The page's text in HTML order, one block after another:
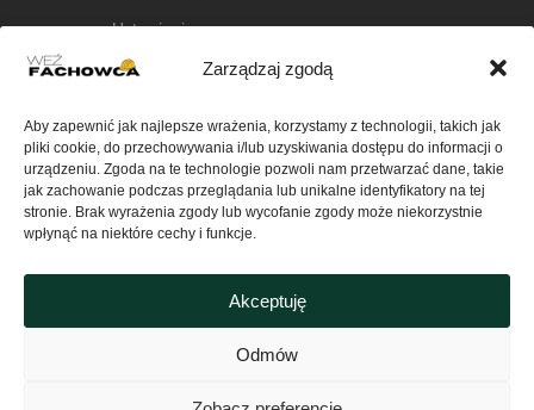
Zarządzaj zgodą
Aby zapewnić jak najlepsze wrażenia, korzystamy z technologii, takich jak
pliki cookie, do przechowywania i/lub uzyskiwania dostępu do informacji o
urządzeniu. Zgoda na te technologie pozwoli nam przetwarzać dane, takie
jak zachowanie podczas przeglądania lub unikalne identyfikatory na tej
stronie. Brak wyrażenia zgody lub wycofanie zgody może niekorzystnie
wpłynąć na niektóre cechy i funkcje.
Akceptuję
Odmów
Ustawienia
O platformie
FAQ
Kontakt
Polityka Prywatności serwisu